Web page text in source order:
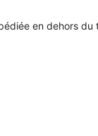
en dehors du